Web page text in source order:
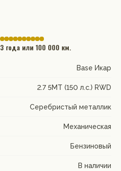
3 года или 100 000 км.
Base Икар
2.7 5MT (150 л.с.) RWD
Серебристый металлик
Механическая
Бензиновый
В наличии